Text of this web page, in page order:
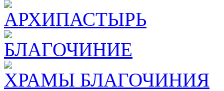
АРХИПАСТЫРЬ
БЛАГОЧИНИЕ
ХРАМЫ БЛАГОЧИНИЯ